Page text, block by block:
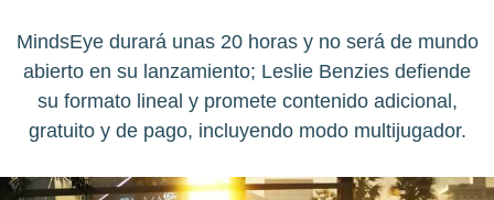
MindsEye durará unas 20 horas y no será de mundo
abierto en su lanzamiento; Leslie Benzies defiende
su formato lineal y promete contenido adicional,
gratuito y de pago, incluyendo modo multijugador.